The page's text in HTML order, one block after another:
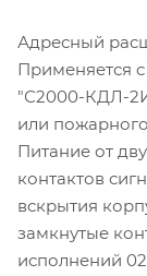
Адресный
Применяется
"С2000-КДЛ-
или
Питание от
контактов
вскрытия
замкнутые
исполнений